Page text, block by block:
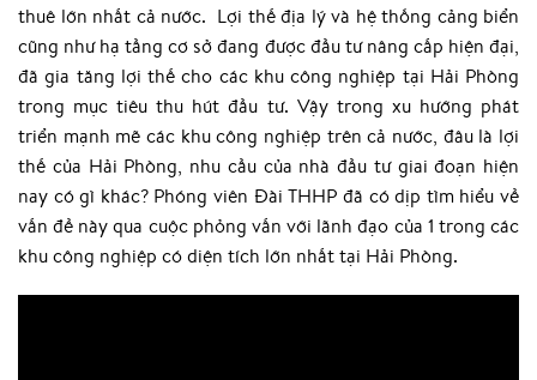
thuê lớn nhất cả nước. Lợi thế địa lý và hệ thống cảng biển
cũng như hạ tầng cơ sở đang được đầu tư nâng cấp hiện đại,
đã gia tăng lợi thế cho các khu công nghiệp tại Hải Phòng
trong mục tiêu thu hút đầu tư. Vậy trong xu hướng phát
triển mạnh mẽ các khu công nghiệp trên cả nước, đâu là lợi
thế của Hải Phòng, nhu cầu của nhà đầu tư giai đoạn hiện
nay có gì khác? Phóng viên Đài THHP đã có dịp tìm hiểu về
vấn đề này qua cuộc phỏng vấn với lãnh đạo của 1 trong các
khu công nghiệp có diện tích lớn nhất tại Hải Phòng.